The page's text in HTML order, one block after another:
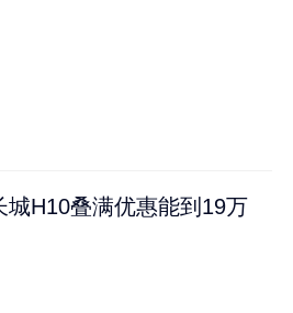
城H10叠满优惠能到19万